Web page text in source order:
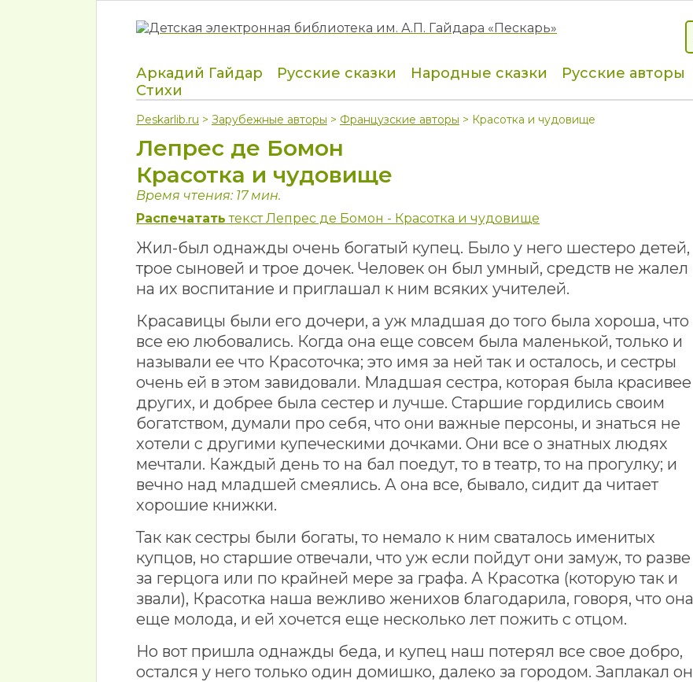
Аркадий Гайдар Русские сказки Народные сказки Русские авторы
Стихи
Peskarlib.ru > Зарубежные авторы > Французские авторы > Красотка и чудовище
Лепрес де Бомон
Красотка и чудовище
Время чтения: 17 мин.
Распечатать текст Лепрес де Бомон - Красотка и чудовище
Жил-был однажды очень богатый купец. Было у него шестеро детей,
трое сыновей и трое дочек. Человек он был умный, средств не жалел
на их воспитание и приглашал к ним всяких учителей.
Красавицы были его дочери, а уж младшая до того была хороша, что
все ею любовались. Когда она еще совсем была маленькой, только и
называли ее что Красоточка; это имя за ней так и осталось, и сестры
очень ей в этом завидовали. Младшая сестра, которая была красивее
других, и добрее была сестер и лучше. Старшие гордились своим
богатством, думали про себя, что они важные персоны, и знаться не
хотели с другими купеческими дочками. Они все о знатных людях
мечтали. Каждый день то на бал поедут, то в театр, то на прогулку; и
вечно над младшей смеялись. А она все, бывало, сидит да читает
хорошие книжки.
Так как сестры были богаты, то немало к ним сваталось именитых
купцов, но старшие отвечали, что уж если пойдут они замуж, то разве
за герцога или по крайней мере за графа. А Красотка (которую так и
звали), Красотка наша вежливо женихов благодарила, говоря, что она
еще молода, и ей хочется еще несколько лет пожить с отцом.
Но вот пришла однажды беда, и купец наш потерял все свое добро,
остался у него только один домишко, далеко за городом. Заплакал он